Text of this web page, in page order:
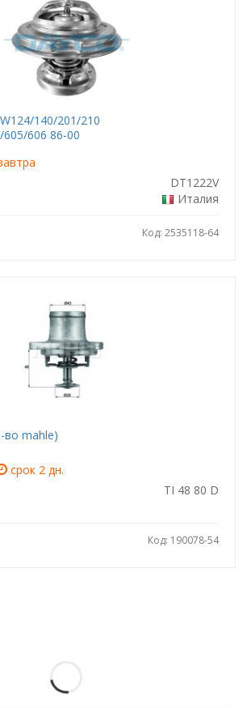
140/201/210
606 86-00
DT1222V
Италия
Код: 2535118-64
во mahle)
срок 2 дн.
TI 48 80 D
Код: 190078-54